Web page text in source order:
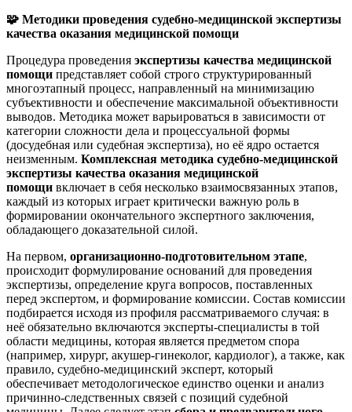
🧩 Методики проведения судебно-медицинской экспертизы
качества оказания медицинской помощи
Процедура проведения экспертизы качества медицинской
помощи представляет собой строго структурированный
многоэтапный процесс, направленный на минимизацию
субъективности и обеспечение максимальной объективности
выводов. Методика может варьироваться в зависимости от
категории сложности дела и процессуальной формы
(досудебная или судебная экспертиза), но её ядро остается
неизменным. Комплексная методика судебно-медицинской
экспертизы качества оказания медицинской
помощи включает в себя несколько взаимосвязанных этапов,
каждый из которых играет критически важную роль в
формировании окончательного экспертного заключения,
обладающего доказательной силой.
На первом, организационно-подготовительном этапе,
происходит формулирование оснований для проведения
экспертизы, определение круга вопросов, поставленных
перед экспертом, и формирование комиссии. Состав комиссии
подбирается исходя из профиля рассматриваемого случая: в
неё обязательно включаются эксперты-специалисты в той
области медицины, которая является предметом спора
(например, хирург, акушер-гинеколог, кардиолог), а также, как
правило, судебно-медицинский эксперт, который
обеспечивает методологическое единство оценки и анализ
причинно-следственных связей с позиций судебной